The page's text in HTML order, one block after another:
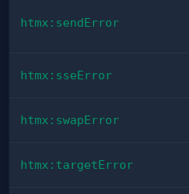
htmx:sendError
htmx:sseError
htmx:swapError
htmx:targetError